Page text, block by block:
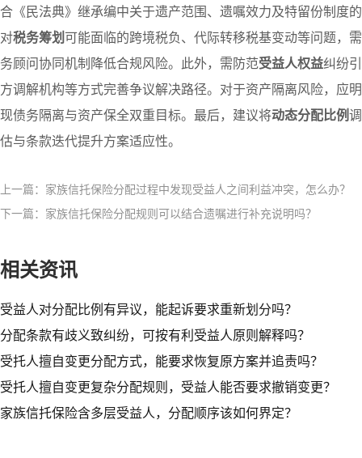
合《民法典》继承编中关于遗产范围、遗嘱效力及特留份制度
对税务筹划可能面临的跨境税负、代际转移税基变动等问题，
务顾问协同机制降低合规风险。此外，需防范受益人权益纠纷
方调解机构等方式完善争议解决路径。对于资产隔离风险，应
现债务隔离与资产保全双重目标。最后，建议将动态分配比例
估与条款迭代提升方案适应性。
上一篇：家族信托保险分配过程中发现受益人之间利益冲突，怎么办？
下一篇：家族信托保险分配规则可以结合遗嘱进行补充说明吗？
相关资讯
受益人对分配比例有异议，能起诉要求重新划分吗？​
分配条款有歧义致纠纷，可按有利受益人原则解释吗？​
受托人擅自变更分配方式，能要求恢复原方案并追责吗？​
受托人擅自变更复杂分配规则，受益人能否要求撤销变更？
家族信托保险含多层受益人，分配顺序该如何界定？